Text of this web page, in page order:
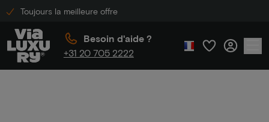
Toujours la meilleure offre
Besoin d'aide ?
+31 20 705 2222